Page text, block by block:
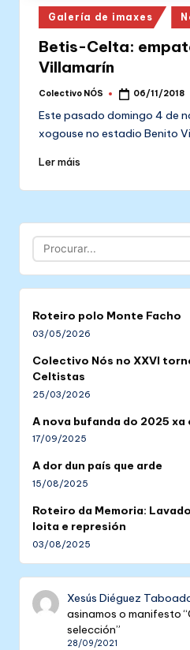
Posted
in
Galería de imaxes
Betis-Celta:
Villamarín
Posted
Colectivo NÓS 06/11/2018
Este pasado domingo 4 de
xogouse no estadio Benito
Ler máis
Buscar
Roteiro polo Monte Facho
03/05/2026
Colectivo Nós no XXVI
Celtistas
25/03/2026
A nova bufanda do 2025 xa
17/09/2025
A dor dun país que arde
15/08/2025
Roteiro da Memoria:
loita e represión
03/08/2025
Xesús Diéguez
asinamos o manifesto
selección”
28/09/2021